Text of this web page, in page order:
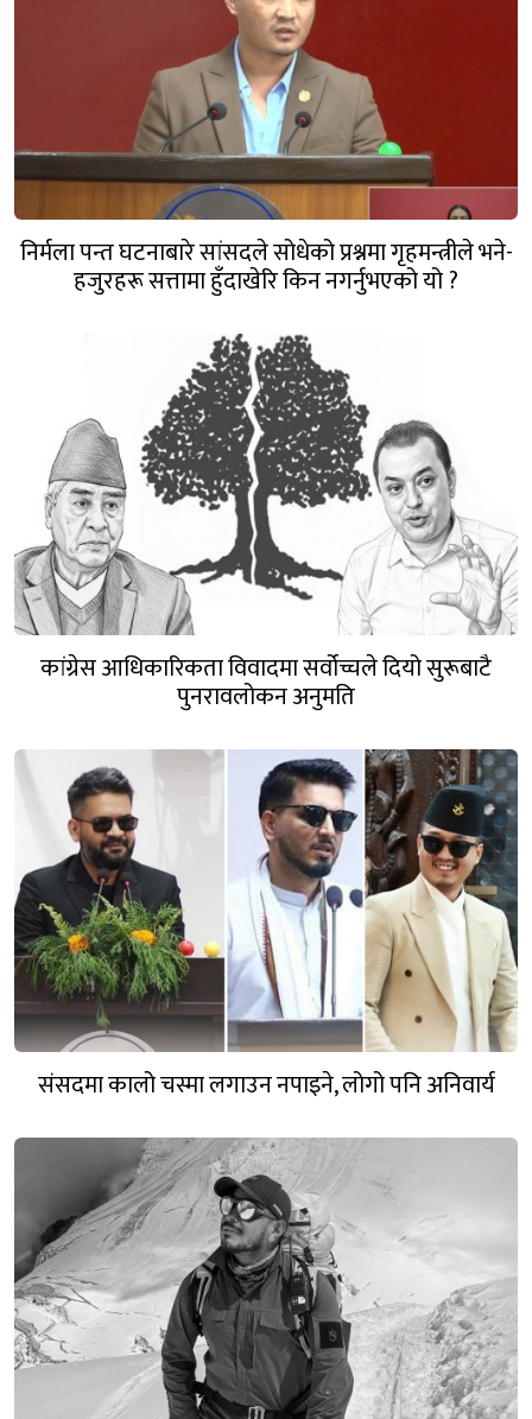
निर्मला पन्त घटनाबारे सांसदले सोधेको प्रश्नमा गृहमन्त्रीले भने-
हजुरहरू सत्तामा हुँदाखेरि किन नगर्नुभएको यो ?
कांग्रेस आधिकारिकता विवादमा सर्वोच्चले दियो सुरूबाटै
पुनरावलोकन अनुमति
संसदमा कालो चस्मा लगाउन नपाइने, लोगो पनि अनिवार्य